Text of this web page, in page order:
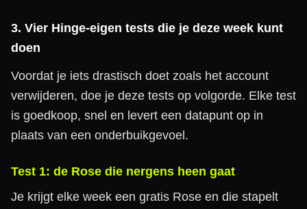
3. Vier Hinge-eigen tests die je deze week kunt
doen
Voordat je iets drastisch doet zoals het account
verwijderen, doe je deze tests op volgorde. Elke test
is goedkoop, snel en levert een datapunt op in
plaats van een onderbuikgevoel.
Test 1: de Rose die nergens heen gaat
Je krijgt elke week een gratis Rose en die stapelt